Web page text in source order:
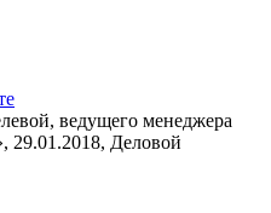
ведущего менеджера
29.01.2018, Деловой